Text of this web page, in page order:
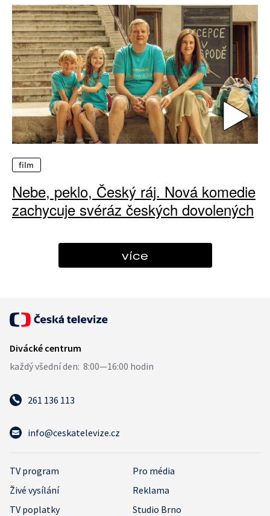
film
Nebe, peklo, Český ráj. Nová komedie
zachycuje svéráz českých dovolených
více
261 136 113
info@ceskatelevize.cz
TV program
Pro média
Živé vysílání
Reklama
TV poplatky
Studio Brno